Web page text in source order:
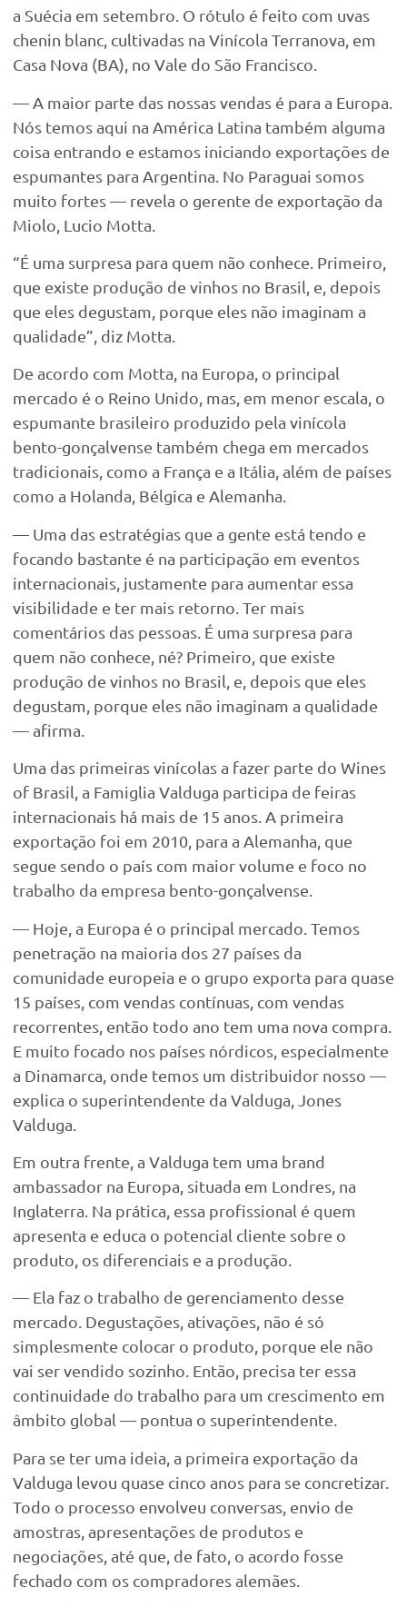
a Suécia em setembro. O rótulo é feito com uvas
chenin blanc, cultivadas na Vinícola Terranova, em
Casa Nova (BA), no Vale do São Francisco.
— A maior parte das nossas vendas é para a Europa.
Nós temos aqui na América Latina também alguma
coisa entrando e estamos iniciando exportações de
espumantes para Argentina. No Paraguai somos
muito fortes — revela o gerente de exportação da
Miolo, Lucio Motta.
“É uma surpresa para quem não conhece. Primeiro,
que existe produção de vinhos no Brasil, e, depois
que eles degustam, porque eles não imaginam a
qualidade”, diz Motta.
De acordo com Motta, na Europa, o principal
mercado é o Reino Unido, mas, em menor escala, o
espumante brasileiro produzido pela vinícola
bento-gonçalvense também chega em mercados
tradicionais, como a França e a Itália, além de países
como a Holanda, Bélgica e Alemanha.
— Uma das estratégias que a gente está tendo e
focando bastante é na participação em eventos
internacionais, justamente para aumentar essa
visibilidade e ter mais retorno. Ter mais
comentários das pessoas. É uma surpresa para
quem não conhece, né? Primeiro, que existe
produção de vinhos no Brasil, e, depois que eles
degustam, porque eles não imaginam a qualidade
— afirma.
Uma das primeiras vinícolas a fazer parte do Wines
of Brasil, a Famiglia Valduga participa de feiras
internacionais há mais de 15 anos. A primeira
exportação foi em 2010, para a Alemanha, que
segue sendo o país com maior volume e foco no
trabalho da empresa bento-gonçalvense.
— Hoje, a Europa é o principal mercado. Temos
penetração na maioria dos 27 países da
comunidade europeia e o grupo exporta para quase
15 países, com vendas contínuas, com vendas
recorrentes, então todo ano tem uma nova compra.
E muito focado nos países nórdicos, especialmente
a Dinamarca, onde temos um distribuidor nosso —
explica o superintendente da Valduga, Jones
Valduga.
Em outra frente, a Valduga tem uma brand
ambassador na Europa, situada em Londres, na
Inglaterra. Na prática, essa profissional é quem
apresenta e educa o potencial cliente sobre o
produto, os diferenciais e a produção.
— Ela faz o trabalho de gerenciamento desse
mercado. Degustações, ativações, não é só
simplesmente colocar o produto, porque ele não
vai ser vendido sozinho. Então, precisa ter essa
continuidade do trabalho para um crescimento em
âmbito global — pontua o superintendente.
Para se ter uma ideia, a primeira exportação da
Valduga levou quase cinco anos para se concretizar.
Todo o processo envolveu conversas, envio de
amostras, apresentações de produtos e
negociações, até que, de fato, o acordo fosse
fechado com os compradores alemães.